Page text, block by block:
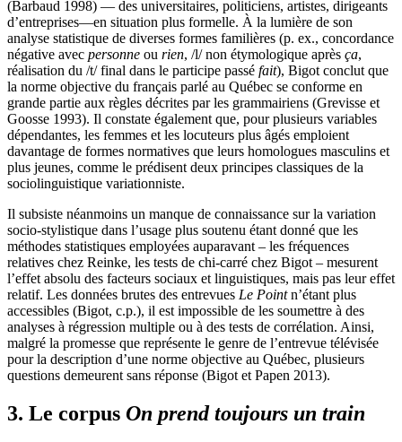
(Barbaud 1998) — des universitaires, politiciens, artistes, dirigeants
d’entreprises—en situation plus formelle. À la lumière de son
analyse statistique de diverses formes familières (p. ex., concordance
négative avec personne ou rien, /l/ non étymologique après ça,
réalisation du /t/ final dans le participe passé fait), Bigot conclut que
la norme objective du français parlé au Québec se conforme en
grande partie aux règles décrites par les grammairiens (Grevisse et
Goosse 1993). Il constate également que, pour plusieurs variables
dépendantes, les femmes et les locuteurs plus âgés emploient
davantage de formes normatives que leurs homologues masculins et
plus jeunes, comme le prédisent deux principes classiques de la
sociolinguistique variationniste.
Il subsiste néanmoins un manque de connaissance sur la variation
socio-stylistique dans l’usage plus soutenu étant donné que les
méthodes statistiques employées auparavant – les fréquences
relatives chez Reinke, les tests de chi-carré chez Bigot – mesurent
l’effet absolu des facteurs sociaux et linguistiques, mais pas leur effet
relatif. Les données brutes des entrevues Le Pointn’étant plus
accessibles (Bigot, c.p.), il est impossible de les soumettre à des
analyses à régression multiple ou à des tests de corrélation. Ainsi,
malgré la promesse que représente le genre de l’entrevue télévisée
pour la description d’une norme objective au Québec, plusieurs
questions demeurent sans réponse (Bigot et Papen 2013).
3. Le corpus On prend toujours un train